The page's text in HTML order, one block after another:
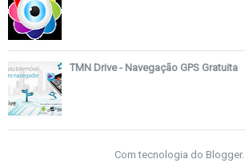
TMN Drive - Navegação GPS Gratuita
Com tecnologia do Blogger.